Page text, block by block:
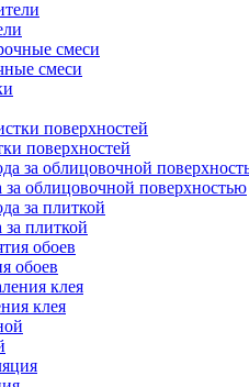
смеси
поверхностей
за облицовочной поверхностью
за плиткой
обоев
клея